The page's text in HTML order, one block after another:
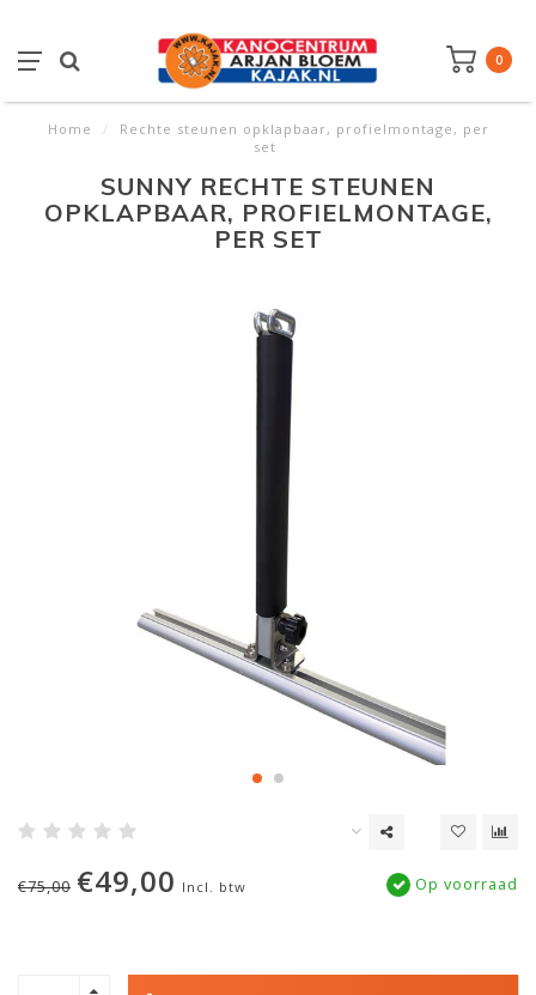
0
Home /
Rechte steunen opklapbaar, profielmontage, per
set
SUNNY RECHTE STEUNEN
OPKLAPBAAR, PROFIELMONTAGE,
PER SET
€75,00 €49,00 Incl. btw Op voorraad